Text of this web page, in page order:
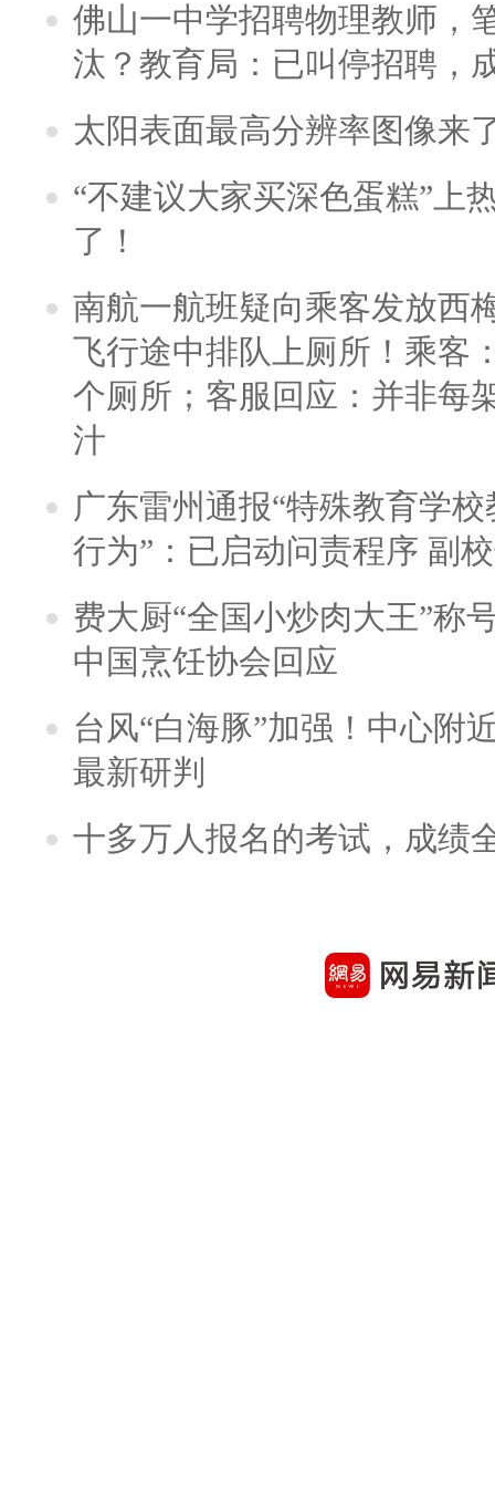
佛山一中学招聘物理教师，
汰？教育局：已叫停招聘，
太阳表面最高分辨率图像来
“不建议大家买深色蛋糕”上
了！
南航一航班疑向乘客发放西
飞行途中排队上厕所！乘客
个厕所；客服回应：并非每
汁
广东雷州通报“特殊教育学
行为”：已启动问责程序 副
费大厨“全国小炒肉大王”称
中国烹饪协会回应
台风“白海豚”加强！中心附
最新研判
十多万人报名的考试，成绩